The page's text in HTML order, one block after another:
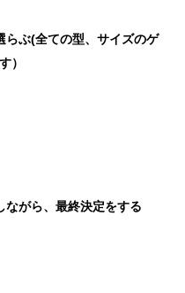
らぶ(全ての型、サイズのゲ
）
ながら、最終決定をする